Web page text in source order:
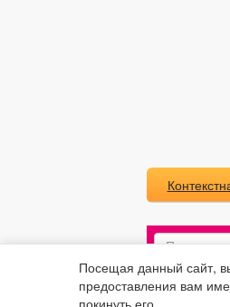
Посещая данный сайт,
предоставления вам
покинуть его.